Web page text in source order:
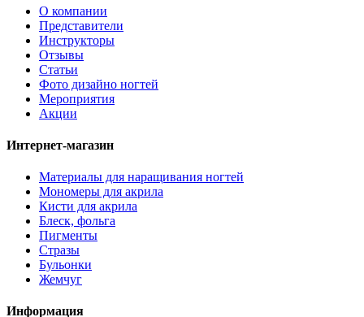
О компании
Представители
Инструкторы
Отзывы
Статьи
Фото дизайно ногтей
Мероприятия
Акции
Интернет-магазин
Материалы для наращивания ногтей
Мономеры для акрила
Кисти для акрила
Блеск, фольга
Пигменты
Стразы
Бульонки
Жемчуг
Информация